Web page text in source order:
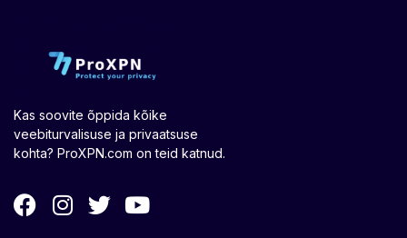
Kas soovite õppida kõike
veebiturvalisuse ja privaatsuse
kohta? ProXPN.com on teid katnud.